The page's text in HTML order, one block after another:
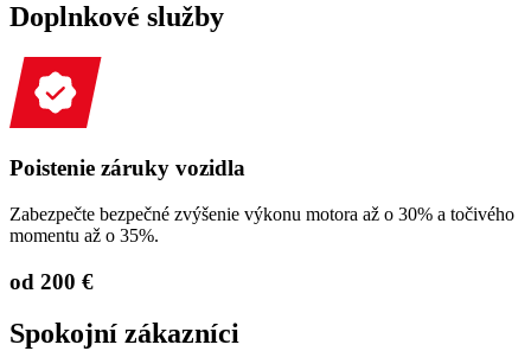
Doplnkové služby
Poistenie záruky vozidla
Zabezpečte bezpečné zvýšenie výkonu motora až o 30% a točivého
momentu až o 35%.
od 200 €
Spokojní zákazníci